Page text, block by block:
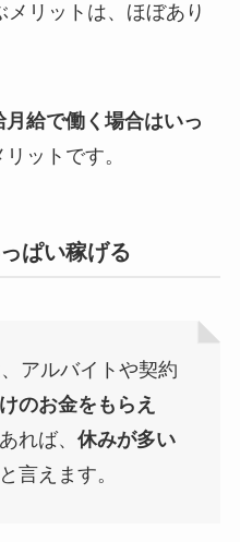
リットは、ほぼあり
月給で働く場合はいっ
ットです。
ぱい稼げる
アルバイトや契約
のお金をもらえ
れば、 休みが多い
言えます。